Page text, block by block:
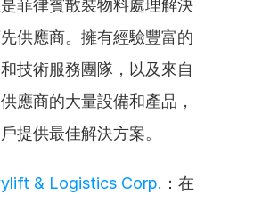
菲律賓散裝物料處理解決
供應商。擁有經驗豐富的
技術服務團隊，以及來自
應商的大量設備和產品，
提供最佳解決方案。
& Logistics Corp. ：在